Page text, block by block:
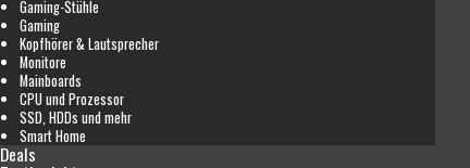
Gaming-Stühle
Gaming
Kopfhörer & Lautsprecher
Monitore
Mainboards
CPU und Prozessor
SSD, HDDs und mehr
Smart Home
Deals